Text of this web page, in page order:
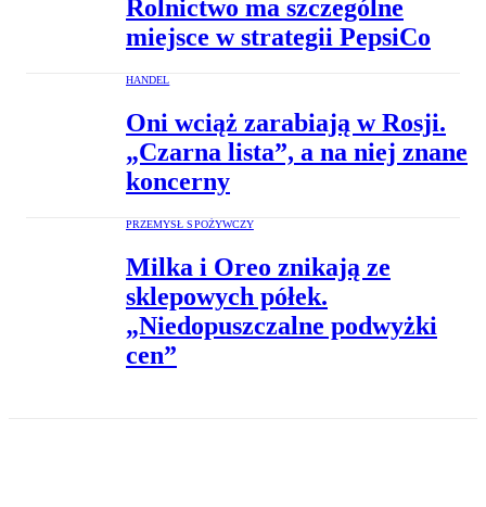
Rolnictwo ma szczególne
miejsce w strategii PepsiCo
HANDEL
Oni wciąż zarabiają w Rosji.
„Czarna lista”, a na niej znane
koncerny
PRZEMYSŁ SPOŻYWCZY
Milka i Oreo znikają ze
sklepowych półek.
„Niedopuszczalne podwyżki
cen”